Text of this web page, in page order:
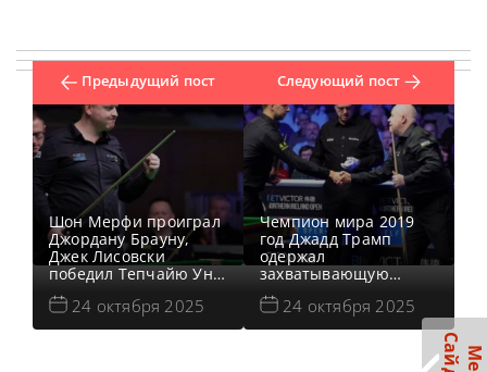
Предыдущий пост
Шон Мерфи проиграл
Джордану Брауну,
Джек Лисовски
победил Тепчайю Ун-
Ну, а Кайрен Уилсон
нанес поражение
китайскому
24 октября 2025
Следующий пост
Чемпион мира 2019
год Джадд Трамп
одержал
захватывающую
победу над Джоном
Хиггинсом в
четвертьфинале на
24 октября 2025